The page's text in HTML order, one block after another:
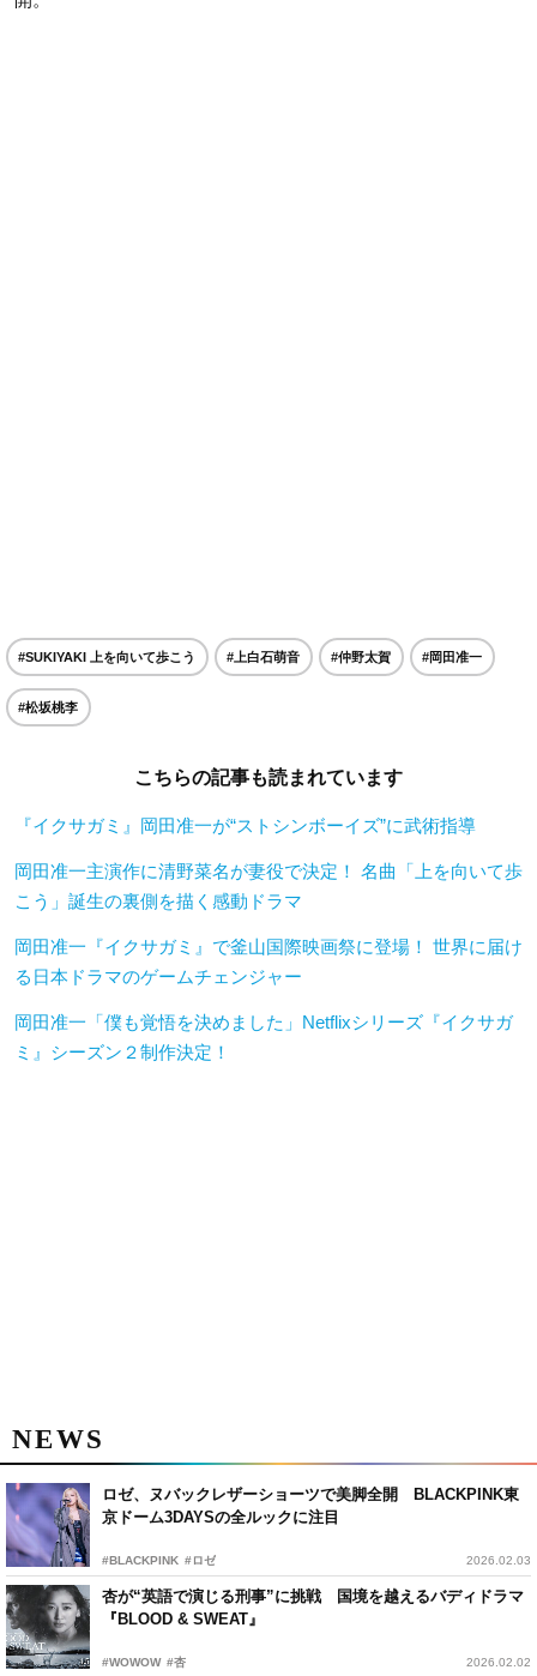
#SUKIYAKI 上を向いて歩こう #上白石萌音 #仲野太賀 #岡田准一
#松坂桃李
こちらの記事も読まれています
『イクサガミ』岡田准一が“ストシンボーイズ”に武術指導
岡田准一主演作に清野菜名が妻役で決定！ 名曲「上を向いて歩
こう」誕生の裏側を描く感動ドラマ
岡田准一『イクサガミ』で釜山国際映画祭に登場！ 世界に届け
る日本ドラマのゲームチェンジャー
岡田准一「僕も覚悟を決めました」Netflixシリーズ『イクサガ
ミ』シーズン２制作決定！
NEWS
ロゼ、ヌバックレザーショーツで美脚全開 BLACKPINK東
京ドーム3DAYSの全ルックに注目
#BLACKPINK #ロゼ 2026.02.03
杏が“英語で演じる刑事”に挑戦 国境を越えるバディドラマ
『BLOOD & SWEAT』
#WOWOW #杏 2026.02.02